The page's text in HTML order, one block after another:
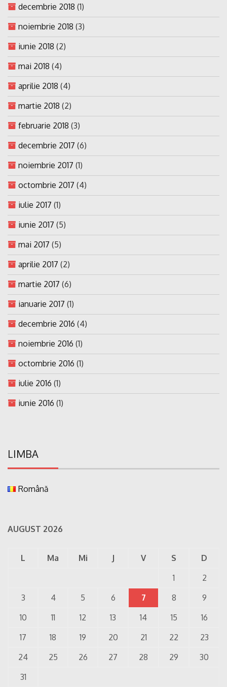
decembrie 2018 (1)
noiembrie 2018 (3)
iunie 2018 (2)
mai 2018 (4)
aprilie 2018 (4)
martie 2018 (2)
februarie 2018 (3)
decembrie 2017 (6)
noiembrie 2017 (1)
octombrie 2017 (4)
iulie 2017 (1)
iunie 2017 (5)
mai 2017 (5)
aprilie 2017 (2)
martie 2017 (6)
ianuarie 2017 (1)
decembrie 2016 (4)
noiembrie 2016 (1)
octombrie 2016 (1)
iulie 2016 (1)
iunie 2016 (1)
LIMBA
Română
AUGUST 2026
L Ma Mi J V S
D
1
2
3
4 5 6 7 8
9
10
11 12 13 14 15
16
17
18 19 20 21 22
23
24
25 26 27 28 29
30
31